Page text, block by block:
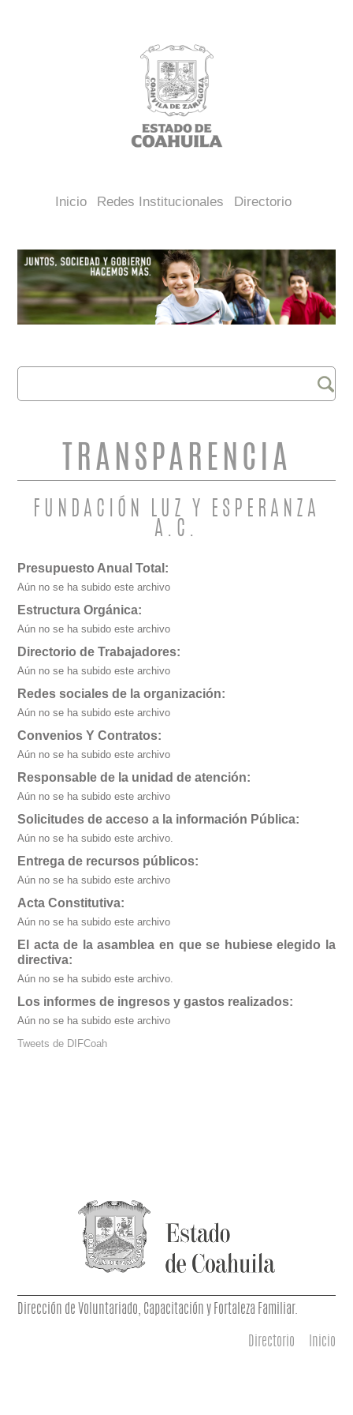
Inicio Redes Institucionales Directorio
FORMULARIO DE
BÚSQUEDA
Buscar
TRANSPARENCIA
FUNDACIÓN LUZ Y ESPERANZA
A.C.
Presupuesto Anual Total:
Aún no se ha subido este archivo
Estructura Orgánica:
Aún no se ha subido este archivo
Directorio de Trabajadores:
Aún no se ha subido este archivo
Redes sociales de la organización:
Aún no se ha subido este archivo
Convenios Y Contratos:
Aún no se ha subido este archivo
Responsable de la unidad de atención:
Aún no se ha subido este archivo
Solicitudes de acceso a la información Pública:
Aún no se ha subido este archivo.
Entrega de recursos públicos:
Aún no se ha subido este archivo
Acta Constitutiva:
Aún no se ha subido este archivo
El acta de la asamblea en que se hubiese elegido la
directiva:
Aún no se ha subido este archivo.
Los informes de ingresos y gastos realizados:
Aún no se ha subido este archivo
Tweets de DIFCoah
Dirección de Voluntariado, Capacitación y Fortaleza Familiar.
Directorio Inicio